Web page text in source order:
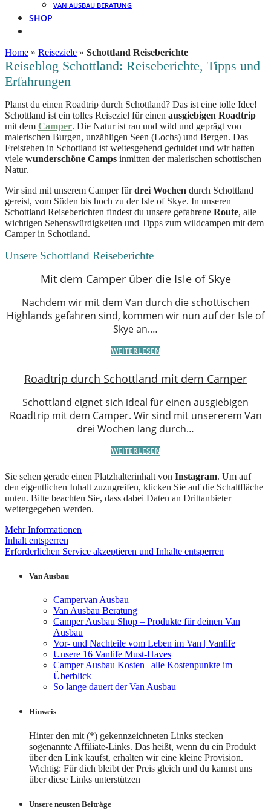
VAN AUSBAU BERATUNG
SHOP
Home » Reiseziele » Schottland Reiseberichte
Reiseblog Schottland: Reiseberichte, Tipps und
Erfahrungen
Planst du einen Roadtrip durch Schottland? Das ist eine tolle Idee!
Schottland ist ein tolles Reiseziel für einen ausgiebigen Roadtrip
mit dem Camper. Die Natur ist rau und wild und geprägt von
malerischen Burgen, unzähligen Seen (Lochs) und Bergen. Das
Freistehen in Schottland ist weitesgehend geduldet und wir hatten
viele wunderschöne Camps inmitten der malerischen schottischen
Natur.
Wir sind mit unserem Camper fürdrei Wochen durch Schottland
gereist, vom Süden bis hoch zu der Isle of Skye. In unseren
Schottland Reiseberichten findest du unsere gefahrene Route, alle
wichtigen Sehenswürdigkeiten und Tipps zum wildcampen mit dem
Camper in Schottland.
Unsere Schottland Reiseberichte
Mit dem Camper über die Isle of Skye
Nachdem wir mit dem Van durch die schottischen
Highlands gefahren sind, kommen wir nun auf der Isle of
Skye an.…
WEITERLESEN
Roadtrip durch Schottland mit dem Camper
Schottland eignet sich ideal für einen ausgiebigen
Roadtrip mit dem Camper. Wir sind mit unsererem Van
drei Wochen lang durch…
WEITERLESEN
Sie sehen gerade einen Platzhalterinhalt von Instagram. Um auf
den eigentlichen Inhalt zuzugreifen, klicken Sie auf die Schaltfläche
unten. Bitte beachten Sie, dass dabei Daten an Drittanbieter
weitergegeben werden.
Mehr Informationen
Inhalt entsperren
Erforderlichen Service akzeptieren und Inhalte entsperren
Van Ausbau
Campervan Ausbau
Van Ausbau Beratung
Camper Ausbau Shop – Produkte für deinen Van
Ausbau
Vor- und Nachteile vom Leben im Van | Vanlife
Unsere 16 Vanlife Must-Haves
Camper Ausbau Kosten | alle Kostenpunkte im
Überblick
So lange dauert der Van Ausbau
Hinweis
Hinter den mit (*) gekennzeichneten Links stecken
sogenannte Affiliate-Links. Das heißt, wenn du ein Produkt
über den Link kaufst, erhalten wir eine kleine Provision.
Wichtig: Für dich bleibt der Preis gleich und du kannst uns
über diese Links unterstützen
Unsere neusten Beiträge